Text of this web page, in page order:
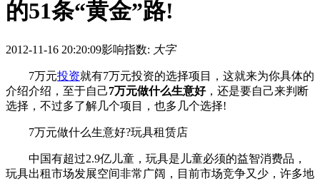
的51条“黄金”路!
2012-11-16 20:20:09影响指数: 大字
7万元投资就有7万元投资的选择项目，这就来为你具体的
介绍介绍，至于自己7万元做什么生意好，还是要自己来判断
选择，不过多了解几个项目，也多几个选择!
7万元做什么生意好?玩具租赁店
中国有超过2.9亿儿童，玩具是儿童必须的益智消费品，
玩具出租市场发展空间非常广阔，目前市场竞争又少，许多地